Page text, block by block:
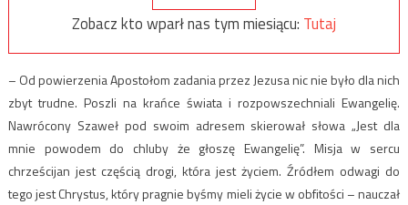
Zobacz kto wparł nas tym miesiącu: Tutaj
– Od powierzenia Apostołom zadania przez Jezusa nic nie było dla nich
zbyt trudne. Poszli na krańce świata i rozpowszechniali Ewangelię.
Nawrócony Szaweł pod swoim adresem skierował słowa „Jest dla
mnie powodem do chluby że głoszę Ewangelię”. Misja w sercu
chrześcijan jest częścią drogi, która jest życiem. Źródłem odwagi do
tego jest Chrystus, który pragnie byśmy mieli życie w obfitości – nauczał